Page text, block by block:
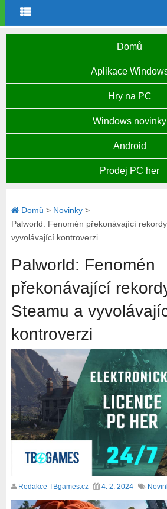
Domů
Aplikace
Hry na PC
Windows novinky
Android
Prodej PC her
Domů > Novinky>
Palworld: Fenomén překonávající
vyvolávající kontroverzi
Palworld: Fenomén
překonávající
Steamu a
kontroverzi
Redakce TBgames.cz 4. 2. 2024